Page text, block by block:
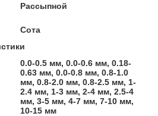
Рассыпной
Сота
0.0-0.5 мм, 0.0-0.6 мм, 0.18-
0.63 мм, 0.0-0.8 мм, 0.8-1.0
мм, 0.8-2.0 мм, 0.8-2.5 мм, 1-
2.4 мм, 1-3 мм, 2-4 мм, 2.5-4
мм, 3-5 мм, 4-7 мм, 7-10 мм,
10-15 мм